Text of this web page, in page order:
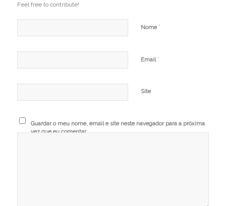
Feel free to contribute!
Nome *
Email *
Site
Guardar o meu nome, email e site neste navegador para a próxima
vez que eu comentar.